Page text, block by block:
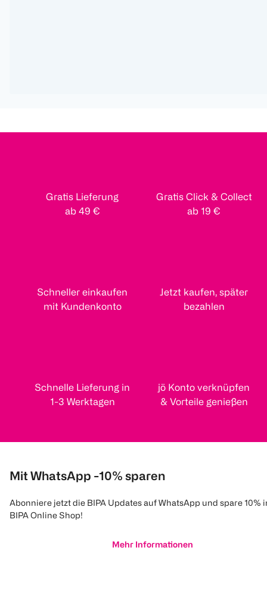
Gratis Lieferung
ab 49 €
Gratis Click & Collect
ab 19 €
Schneller einkaufen
mit Kundenkonto
Jetzt kaufen, später
bezahlen
Schnelle Lieferung in
1-3 Werktagen
jö Konto verknüpfen
& Vorteile genießen
Mit WhatsApp -10% sparen
Abonniere jetzt die BIPA Updates auf WhatsApp und spare 10%
BIPA Online Shop!
Mehr Informationen